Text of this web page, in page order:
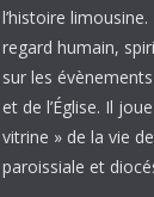
l’histoire
regard humain,
sur les
et de l’Église. Il
vitrine » de la vie de
paroissiale et